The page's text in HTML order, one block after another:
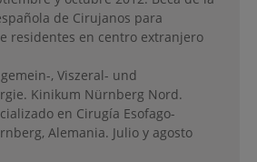
de Cirujanos para
residentes en centro extranjero
, Viszeral- und
Kinikum Nürnberg Nord.
en Cirugía Esofago-
Alemania. Julio y agosto